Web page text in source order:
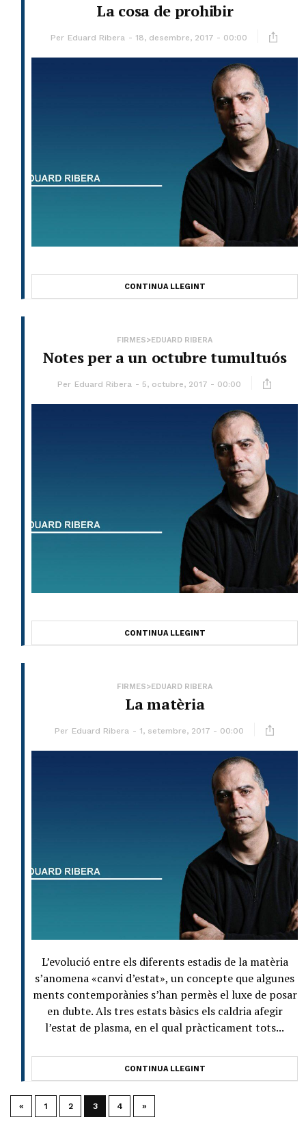
La cosa de prohibir
Per Eduard Ribera 18, desembre, 2017 - 00:00
CONTINUA LLEGINT
FIRMES>EDUARD RIBERA
Notes per a un octubre tumultuós
Per Eduard Ribera 5, octubre, 2017 - 00:00
CONTINUA LLEGINT
FIRMES>EDUARD RIBERA
La matèria
Per Eduard Ribera 1, setembre, 2017 - 00:00
L’evolució entre els diferents estadis de la matèria
s’anomena «canvi d’estat», un concepte que algunes
ments contemporànies s’han permès el luxe de posar
en dubte. Als tres estats bàsics els caldria afegir
l’estat de plasma, en el qual pràcticament tots...
CONTINUA LLEGINT
« 1 2 3 4 »